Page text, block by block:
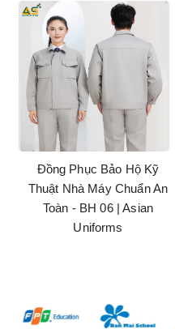
Đồng Phục Bảo Hộ Kỹ
Thuật Nhà Máy Chuẩn An
Toàn - BH 06 | Asian
Uniforms